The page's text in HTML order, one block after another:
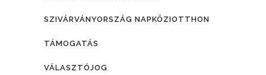
SZIVÁRVÁNYORSZÁG NAPKÖZIOTTHON
TÁMOGATÁS
VÁLASZTÓJOG